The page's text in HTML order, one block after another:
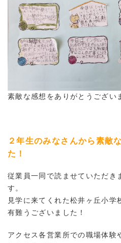
素敵な感想をありがとうござい
２年生のみなさんから素敵
た！
従業員一同で読ませていただき
す。
見学に来てくれた松井ヶ丘小学
有難うございました！
アクセス各営業所での職場体験